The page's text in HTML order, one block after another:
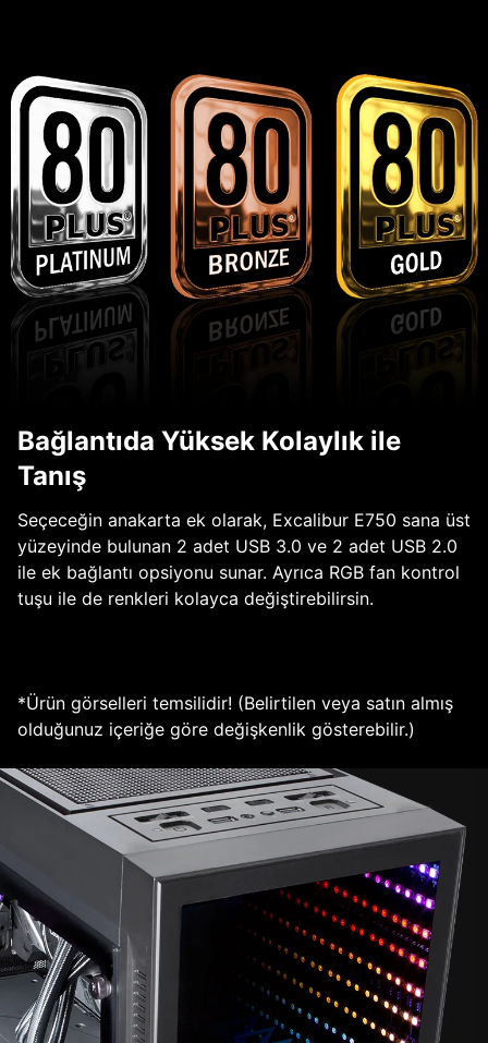
Bağlantıda Yüksek Kolaylık ile
Tanış
Seçeceğin anakarta ek olarak, Excalibur E750 sana üst
yüzeyinde bulunan 2 adet USB 3.0 ve 2 adet USB 2.0
ile ek bağlantı opsiyonu sunar. Ayrıca RGB fan kontrol
tuşu ile de renkleri kolayca değiştirebilirsin.
*Ürün görselleri temsilidir! (Belirtilen veya satın almış
olduğunuz içeriğe göre değişkenlik gösterebilir.)